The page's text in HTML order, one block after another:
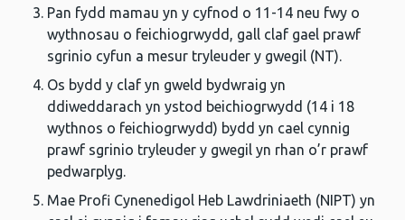
Pan fydd mamau yn y cyfnod o 11-14 neu fwy o
wythnosau o feichiogrwydd, gall claf gael prawf
sgrinio cyfun a mesur tryleuder y gwegil (NT).
Os bydd y claf yn gweld bydwraig yn
ddiweddarach yn ystod beichiogrwydd (14 i 18
wythnos o feichiogrwydd) bydd yn cael cynnig
prawf sgrinio tryleuder y gwegil yn rhan o’r prawf
pedwarplyg.
Mae Profi Cynenedigol Heb Lawdriniaeth (NIPT) yn